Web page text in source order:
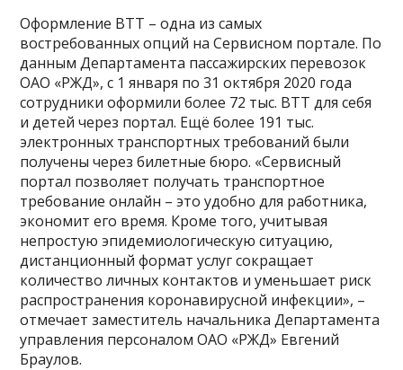
Оформление ВТТ – одна из самых
востребованных опций на Сервисном портале. По
данным Департамента пассажирских перевозок
ОАО «РЖД», с 1 января по 31 октября 2020 года
сотрудники оформили более 72 тыс. ВТТ для себя
и детей через портал. Ещё более 191 тыс.
электронных транспортных требований были
получены через билетные бюро. «Сервисный
портал позволяет получать транспортное
требование онлайн – это удобно для работника,
экономит его время. Кроме того, учитывая
непростую эпидемиологическую ситуацию,
дистанционный формат услуг сокращает
количество личных контактов и уменьшает риск
распространения коронавирусной инфекции», –
отмечает заместитель начальника Департамента
управления персоналом ОАО «РЖД» Евгений
Браулов.